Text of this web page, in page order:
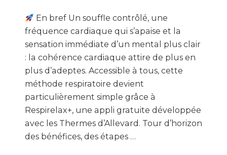
En bref Un souffle contrôlé, une
fréquence cardiaque qui s’apaise et la
sensation immédiate d’un mental plus clair
: la cohérence cardiaque attire de plus en
plus d’adeptes. Accessible à tous, cette
méthode respiratoire devient
particulièrement simple grâce à
Respirelax+, une appli gratuite développée
avec les Thermes d’Allevard. Tour d’horizon
des bénéfices, des étapes …